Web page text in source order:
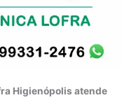
Higienópolis atende